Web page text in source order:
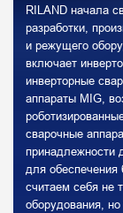
RILAND начала
разработки,
и режущего
включает
инверторные
аппараты MIG,
сварочные
принадлежности
для обеспечения
считаем себя не
оборудования,